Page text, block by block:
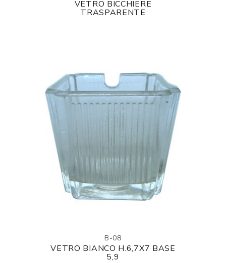
VETRO BICCHIERE
TRASPARENTE
B-08
VETRO BIANCO H.6,7X7 BASE
5,9